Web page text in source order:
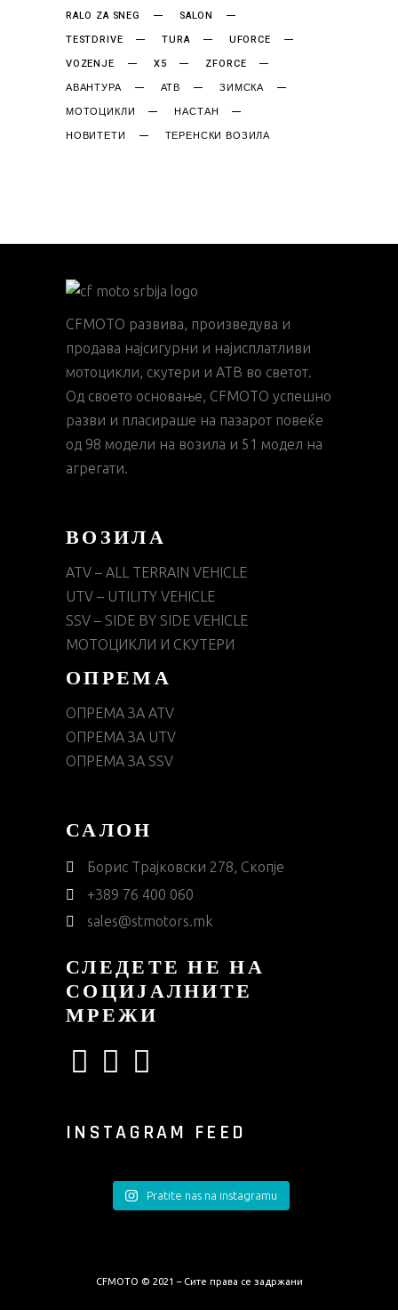
RALO ZA SNEG
SALON
TESTDRIVE
TURA
UFORCE
VOZENJE
X5
ZFORCE
АВАНТУРА
АТВ
ЗИМСКА
МОТОЦИКЛИ
НАСТАН
НОВИТЕТИ
ТЕРЕНСКИ ВОЗИЛА
CFMOTO развива, произведува и
продава најсигурни и најисплатливи
мотоцикли, скутери и АТВ во светот.
Од своето основање, CFMOTO успешно
разви и пласираше на пазарот повеќе
од 98 модели на возила и 51 модел на
агрегати.
ВОЗИЛА
ATV – ALL TERRAIN VEHICLE
UTV – UTILITY VEHICLE
SSV – SIDE BY SIDE VEHICLE
МОТОЦИКЛИ И СКУТЕРИ
ОПРЕМА
ОПРЕМА ЗА ATV
ОПРЕМА ЗА UTV
ОПРЕМА ЗА SSV
САЛОН
Борис Трајковски 278, Скопје
+389 76 400 060
sales@stmotors.mk
СЛЕДЕТЕ НЕ НА
СОЦИЈАЛНИТЕ
МРЕЖИ
INSTAGRAM FEED
Pratite nas na instagramu
CFMOTO © 2021 – Сите права се задржани